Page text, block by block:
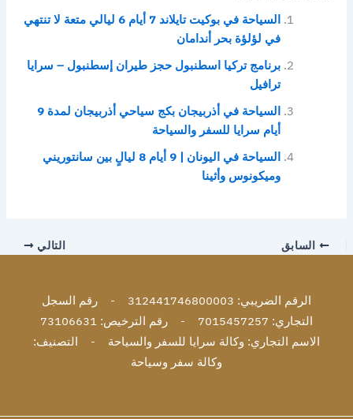
السياحة في بوكيت تايلاند 7 أيام 6 ليالي متعة لا تنتهي
في لؤلؤة بحر أندامان
برنامج تركيا اسطنبول حجز طيران إسطنبول – سرايا
ترافيل
السياحة في أذربيجان بكج سياحي أذربيجان لمدة 9
أيام سرايا للسفر والسياحة
السياحة في اليونان | 9 أيام 8 ليالٍ بين سانتوريني
وميكونوس وأثينا
السابق التالي
الرقم الضريبي: 312441746800003 - رقم السجل
التجاري: 7015457257 - رقم الترخيص: 73106631
الاسم التجاري: وكالة سرايا للسفر والسياحة - التصنيف:
وكالة سفر وسياحة